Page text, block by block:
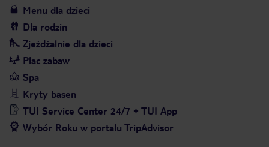
Menu dla dzieci
Dla rodzin
Zjeżdżalnie dla dzieci
Plac zabaw
Spa
Kryty basen
TUI Service Center 24/7 + TUI App
Wybór Roku w portalu TripAdvisor